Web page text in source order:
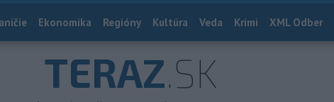
Ekonomika Regióny Kultúra Veda Krimi XML Odber
TERAZ.SK